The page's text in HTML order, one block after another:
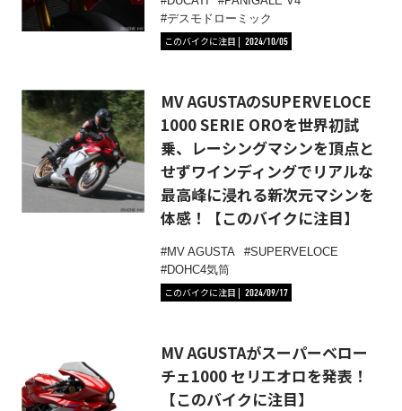
デスモドローミック
このバイクに注目
2024/10/05
MV AGUSTAのSUPERVELOCE
1000 SERIE OROを世界初試
乗、レーシングマシンを頂点と
せずワインディングでリアルな
最高峰に浸れる新次元マシンを
体感！【このバイクに注目】
MV AGUSTA
SUPERVELOCE
DOHC4気筒
このバイクに注目
2024/09/17
MV AGUSTAがスーパーベロー
チェ1000 セリエオロを発表！
【このバイクに注目】